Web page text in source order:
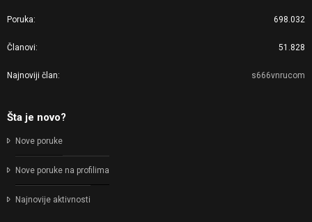
Poruka 698.032
Članovi 51.828
Najnoviji član s666vnrucom
Šta je novo?
Nove poruke
Nove poruke na profilima
Najnovije aktivnosti